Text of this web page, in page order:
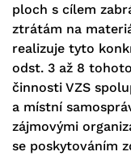
ploch s cílem
ztrátám na
realizuje tyto
odst. 3 až 8
činnosti VZS
a místní
zájmovými
se poskytováním